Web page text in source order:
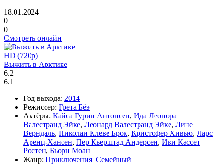
18.01.2024
0
0
Смотреть онлайн
HD (720p)
Выжить в Арктике
6.2
6.1
Год выхода: 2014
Режиссер: Грета Бёэ
Актёры: Кайса Гурин Антонсен, Ида Леонора
Валестранд Эйке, Леонард Валестранд Эйке, Лине
Верндаль, Николай Клеве Брок, Кристофер Хивью, Ларс
Аренц-Хансен, Пер Кьерштад Андерсен, Иви Кассет
Ростен, Бьорн Моан
Жанр: Приключения, Семейный